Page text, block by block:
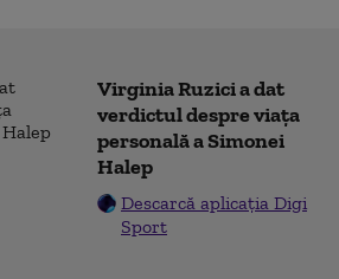
Virginia Ruzici a dat
verdictul despre viața
personală a Simonei
Halep
Descarcă aplicația Digi
Sport